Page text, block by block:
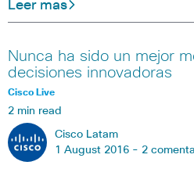
Leer mas
Nunca ha sido un mejor
decisiones innovadoras
Cisco Live
2 min read
Cisco Latam
1 August 2016 - 2